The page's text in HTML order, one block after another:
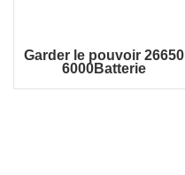
Garder le pouvoir 26650
6000Batterie
protégée mAh P2660C